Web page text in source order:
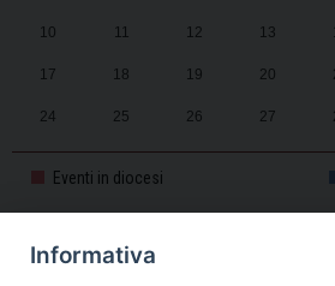
10 11 12 13
17 18 19 20
24 25 26 27
31 1 2 3
Eventi in diocesi
CALENDARIO
Informativa